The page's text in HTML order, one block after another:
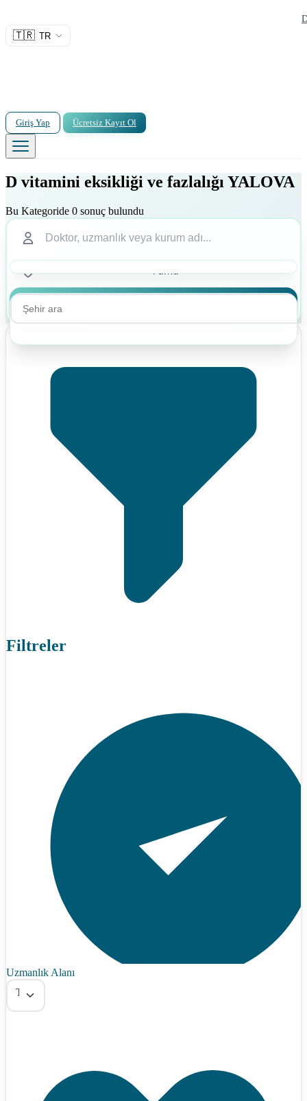
🇹🇷 TR
Giriş Yap Ücretsiz Kayıt Ol
D vitamini eksikliği ve fazlalığı YALOVA
Bu Kategoride 0 sonuç bulundu
Filtreler
Uzmanlık Alanı
Tümü